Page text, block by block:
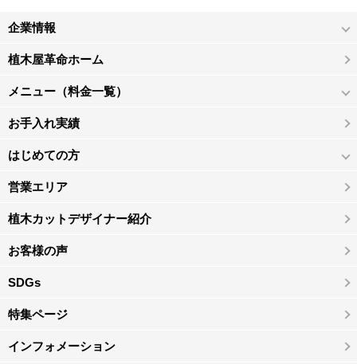
企業情報
植木屋革命ホーム
メニュー（料金一覧）
お手入れ実績
はじめての方
営業エリア
植木カットデザイナー紹介
お客様の声
SDGs
特集ページ
インフォメーション